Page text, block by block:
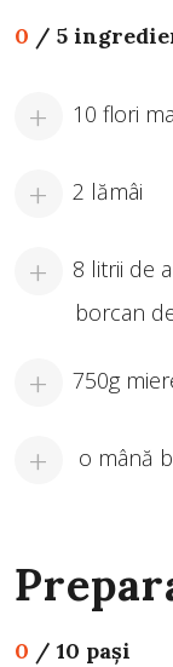
0 / 5
10 flori
2 lămâi
8 litrii de
borcan
750g
o mână
0 / 10 pași